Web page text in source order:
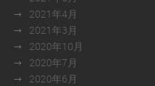
2021年4月
2021年3月
2020年10月
2020年7月
2020年6月